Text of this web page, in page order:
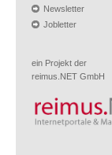
Newsletter
Jobletter
ein Projekt der
reimus.NET GmbH